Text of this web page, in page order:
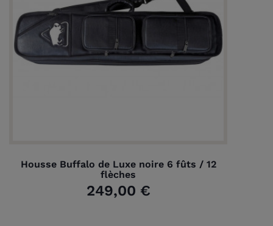
Housse Buffalo de Luxe noire 6 fûts / 12
flèches
249,00 €